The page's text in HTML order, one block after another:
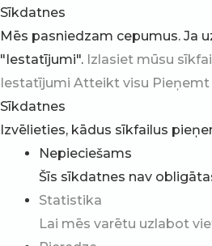
Sīkdatnes
Mēs pasniedzam cepumus. Ja
"Iestatījumi". Izlasiet mūsu
Iestatījumi Atteikt visu Pieņemt
Sīkdatnes
Izvēlieties, kādus sīkfailus
Nepieciešams
Šīs sīkdatnes nav
Statistika
Lai mēs varētu uzlabot